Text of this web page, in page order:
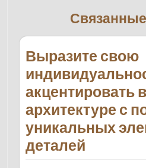
Выразите свою
акцентировать
архитектуре с
уникальных
деталей